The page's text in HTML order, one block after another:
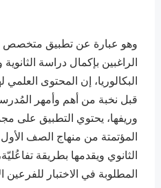
وهو عبارة عن تطبيق متخصص
الراغبين بإكمال دراسة
البكالوريا، إن المحتوى
قبل نخبة من أهم وأمهر
وريفها، يحتوي التطبيق على
المؤتمتة من منهاج الصف الأول
الثانوي ويقدمها بطريقة
المطلوبة في الاختبار للفرعين